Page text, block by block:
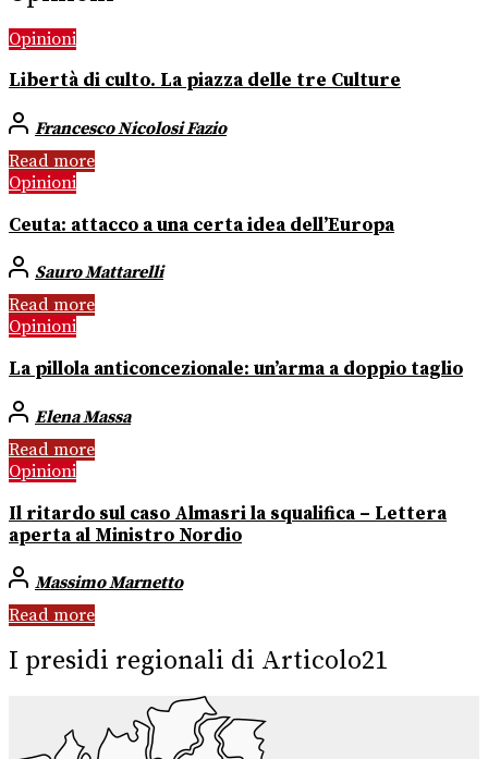
Opinioni
Libertà di culto. La piazza delle tre Culture
Francesco Nicolosi Fazio
Read more
Opinioni
Ceuta: attacco a una certa idea dell’Europa
Sauro Mattarelli
Read more
Opinioni
La pillola anticoncezionale: un’arma a doppio taglio
Elena Massa
Read more
Opinioni
Il ritardo sul caso Almasri la squalifica – Lettera
aperta al Ministro Nordio
Massimo Marnetto
Read more
I presidi regionali di Articolo21